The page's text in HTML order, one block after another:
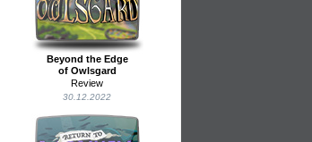
Beyond the Edge
of Owlsgard
Review
30.12.2022